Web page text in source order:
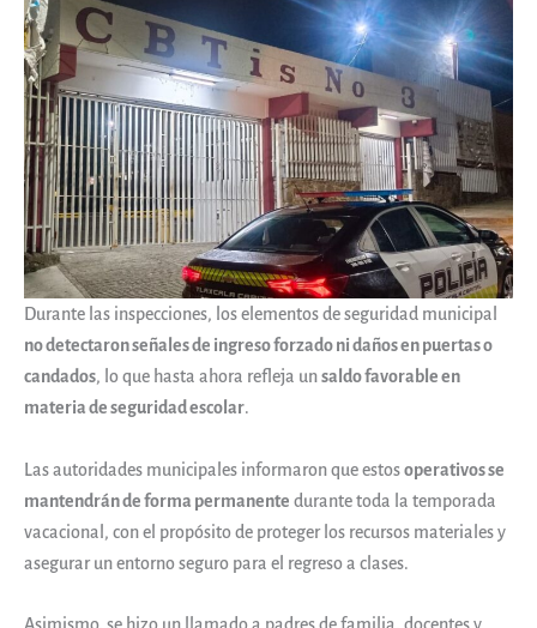
Durante las inspecciones, los elementos de seguridad municipal
no detectaron señales de ingreso forzado ni daños en puertas o
candados, lo que hasta ahora refleja unsaldo favorable en
materia de seguridad escolar.
Las autoridades municipales informaron que estosoperativos se
mantendrán de forma permanente durante toda la temporada
vacacional, con el propósito de proteger los recursos materiales y
asegurar un entorno seguro para el regreso a clases.